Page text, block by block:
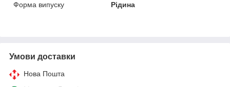
Форма випуску
Рідина
Умови доставки
Нова Пошта